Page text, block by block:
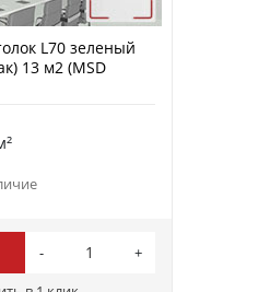
L70 зеленый
13 м2 (MSD